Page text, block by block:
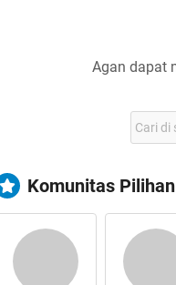
Agan dapat
Komunitas Pilihan